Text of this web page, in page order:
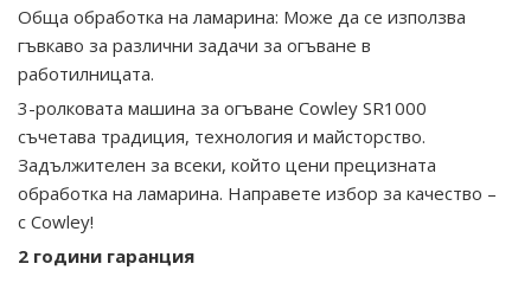
Обща обработка на ламарина: Може да се използва
гъвкаво за различни задачи за огъване в
работилницата.
3-ролковата машина за огъване Cowley SR1000
съчетава традиция, технология и майсторство.
Задължителен за всеки, който цени прецизната
обработка на ламарина. Направете избор за качество –
с Cowley!
2 години гаранция